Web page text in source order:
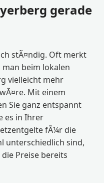
gerade
stÃ¤ndig. Oft merkt
beim lokalen
vielleicht mehr
Mit einem
Sie ganz entspannt
es in Ihrer
fÃ¼r die
unterschiedlich sind,
Preise bereits